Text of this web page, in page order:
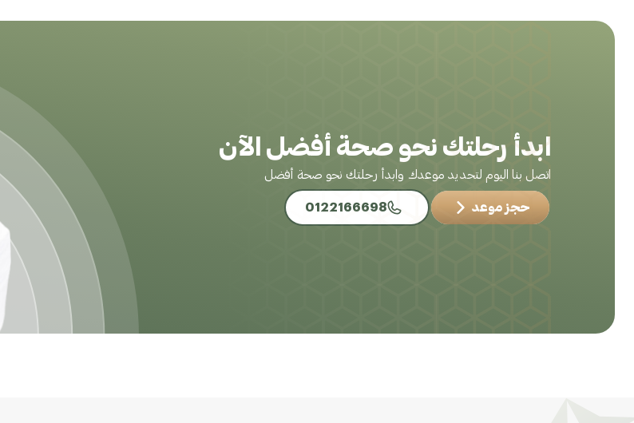
ابدأ رحلتك نحو صحة أفضل الآن
اتصل بنا اليوم لتحديد موعدك وابدأ رحلتك نحو صحة أفضل
حجز موعد 0122166698